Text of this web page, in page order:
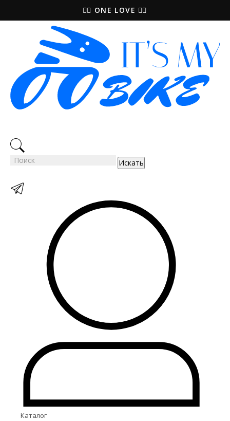
🚵‍♀️ ONE LOVE 🚴‍♀️
Искать
Каталог